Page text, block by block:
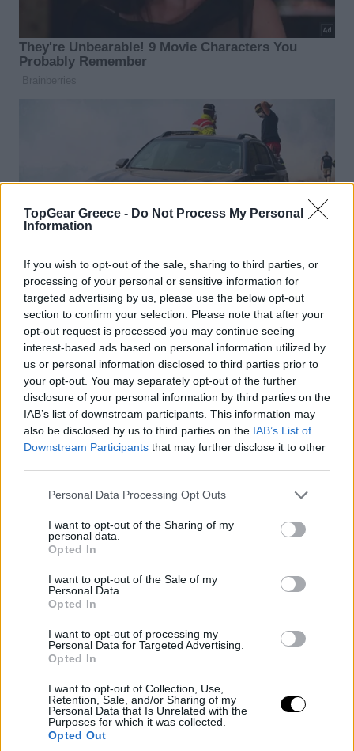
TopGear Greece - Do Not Process My Personal
Information
If you wish to opt-out of the sale, sharing to third parties, or
processing of your personal or sensitive information for
targeted advertising by us, please use the below opt-out
section to confirm your selection. Please note that after your
opt-out request is processed you may continue seeing
interest-based ads based on personal information utilized by
us or personal information disclosed to third parties prior to
your opt-out. You may separately opt-out of the further
disclosure of your personal information by third parties on the
IAB’s list of downstream participants. This information may
also be disclosed by us to third parties on the IAB’s List of
Downstream Participants that may further disclose it to other
Please note that this website/app uses one or more Google
not limited to your visit or usage behaviour. You may click to
grant or deny consent to Google and its third-party tags to
use your data for below specified purposes in below Google
consent section.
Personal Data Processing Opt Outs
I want to opt-out of the Sharing of my
personal data.
Opted In
I want to opt-out of the Sale of my
Personal Data.
Opted In
I want to opt-out of processing my
Personal Data for Targeted Advertising.
Opted In
I want to opt-out of Collection, Use,
Retention, Sale, and/or Sharing of my
Personal Data that Is Unrelated with the
Purposes for which it was collected.
Opted Out